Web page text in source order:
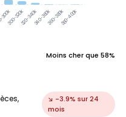
300-320k320-340k340-360k360-380k380-400k
Moins cher que 58%
↘ -3.9% sur 24
mois